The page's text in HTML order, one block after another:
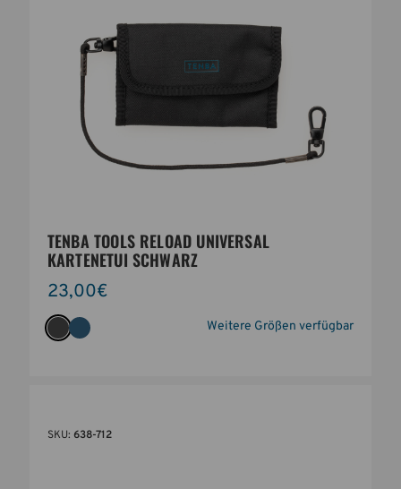
TENBA TOOLS RELOAD UNIVERSAL
KARTENETUI SCHWARZ
23,00€
Weitere Größen verfügbar
SKU: 638-712